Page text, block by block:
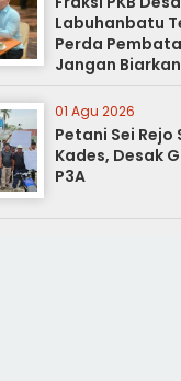
Labuhanbatu
Perda
Jangan
Korban
01 Agu 2026
Petani Sei
Kades, Desak
P3A